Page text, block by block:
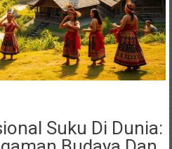
Suku Di Dunia: